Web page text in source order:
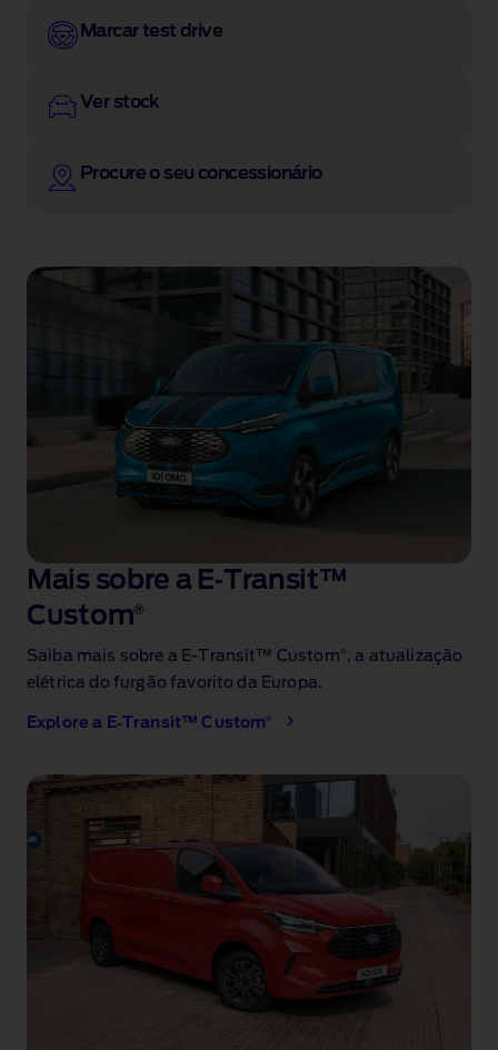
Marcar test drive
Ver stock
Procure o seu concessionário
Mais sobre a E‑Transit™
Custom®
Saiba mais sobre a E‑Transit™ Custom , a atualização
elétrica do furgão favorito da Europa.
Explore a E‑Transit™ Custom ®